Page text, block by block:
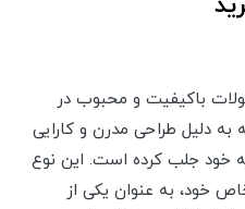
باکیفیت و محبوب در
دلیل طراحی مدرن و کارایی
به خود جلب کرده است. این نوع
خود، به عنوان یکی از